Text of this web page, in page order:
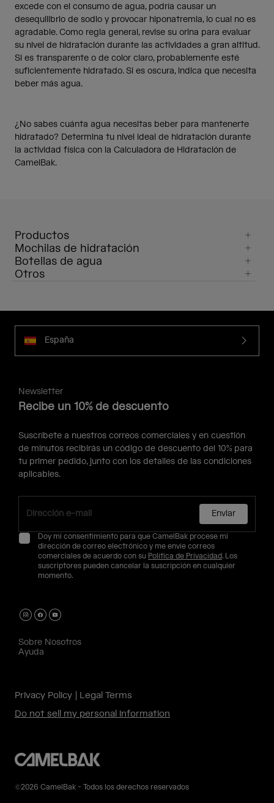
excede con el consumo de agua, podría causar un
desequilibrio de sodio y provocar hiponatremia, lo cual no es
agradable. Como regla general, revise su orina para evaluar
su nivel de hidratación durante las actividades a gran altitud.
Si es transparente o de color claro, probablemente esté
suficientemente hidratado. Si es oscura, indica que necesita
beber más agua.
¿No sabes cuánta agua necesitas beber para mantenerte
hidratado? Determina tu nivel ideal de hidratación durante
la actividad física con la Calculadora de Hidratación de
CamelBak.
Productos
Mochilas de hidratación
Botellas de agua
Otros
España
Newsletter
Recibe un 10% de descuento
Suscríbete a nuestros correos comerciales y en cuestión
de minutos recibirás un código de descuento del 10% para
tu primer pedido, junto con los detalles de las condiciones
aplicables.
Enviar
Doy mi consentimiento para que CamelBak procese mi
dirección de correo electrónico y me envíe correos
comerciales de acuerdo con su Política de Privacidad. Los
suscriptores pueden cancelar la suscripción en cualquier
momento.
Sobre Nosotros
Ayuda
Privacy Policy
Legal Terms
Do not sell my personal information
©2026 CamelBak - Todos los derechos reservados